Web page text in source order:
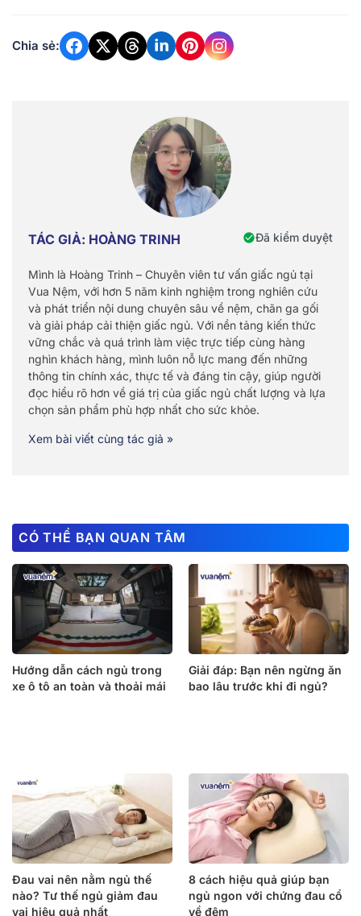
Chia sẻ:
TÁC GIẢ: HOÀNG TRINH Đã kiểm duyệt
Mình là Hoàng Trinh – Chuyên viên tư vấn giấc ngủ tại
Vua Nệm, với hơn 5 năm kinh nghiệm trong nghiên cứu
và phát triển nội dung chuyên sâu về nệm, chăn ga gối
và giải pháp cải thiện giấc ngủ. Với nền tảng kiến thức
vững chắc và quá trình làm việc trực tiếp cùng hàng
nghìn khách hàng, mình luôn nỗ lực mang đến những
thông tin chính xác, thực tế và đáng tin cậy, giúp người
đọc hiểu rõ hơn về giá trị của giấc ngủ chất lượng và lựa
chọn sản phẩm phù hợp nhất cho sức khỏe.
Xem bài viết cùng tác giả »
CÓ THỂ BẠN QUAN TÂM
Hướng dẫn cách ngủ trong
xe ô tô an toàn và thoải mái
Giải đáp: Bạn nên ngừng ăn
bao lâu trước khi đi ngủ?
Đau vai nên nằm ngủ thế
nào? Tư thế ngủ giảm đau
vai hiệu quả nhất
8 cách hiệu quả giúp bạn
ngủ ngon với chứng đau cổ
về đêm